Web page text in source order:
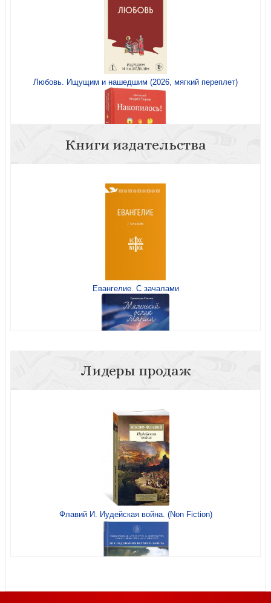
Любовь. Ищущим и нашедшим (2026, мягкий переплет)
Накопилось!
Взыщите Бога. Путь к вере и будущее современного
мира
Житие святителя Иоанна Златоуста в пересказе для
детей
Последний человек
Книги издательства
Евангелие. С зачалами
трогательная история о Рождестве... (большой форм.
2024)
Это мы, Господи! Повести и рассказы писателей-
фронтовиков
Лидеры продаж
Флавий И. Иудейская война. (Non Fiction)